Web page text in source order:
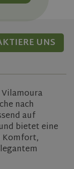
UNS
Vilamoura
nach
auf
bietet eine
Komfort,